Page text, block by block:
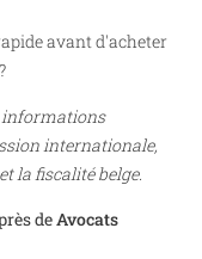
avant d'acheter
informations
internationale,
la fiscalité belge.
deAvocats